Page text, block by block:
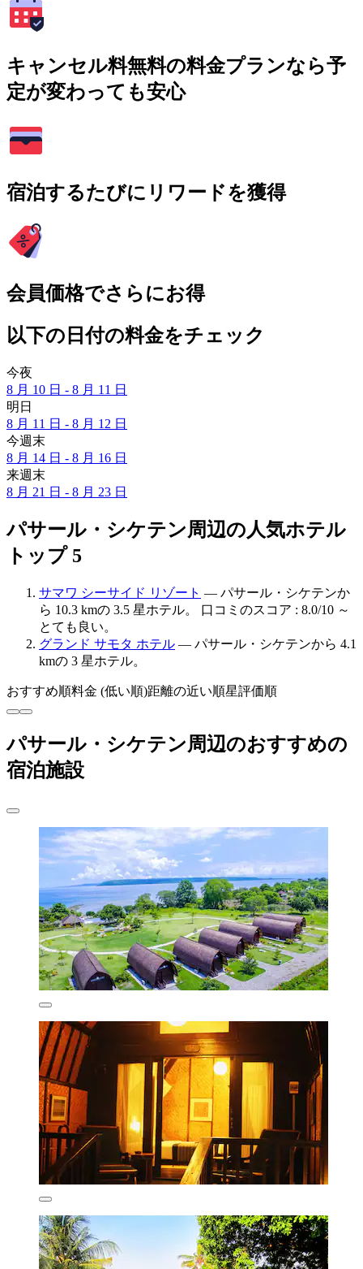
キャンセル料無料の料金プランなら予
定が変わっても安心
宿泊するたびにリワードを獲得
会員価格でさらにお得
以下の日付の料金をチェック
今夜
8 月 10 日 - 8 月 11 日
明日
8 月 11 日 - 8 月 12 日
今週末
8 月 14 日 - 8 月 16 日
来週末
8 月 21 日 - 8 月 23 日
パサール・シケテン周辺の人気ホテル
トップ 5
サマワ シーサイド リゾート — パサール・シケテンか
ら 10.3 kmの 3.5 星ホテル。 口コミのスコア : 8.0/10 ～
とても良い。
グランド サモタ ホテル — パサール・シケテンから 4.1
kmの 3 星ホテル。
おすすめ順料金 (低い順)距離の近い順星評価順
パサール・シケテン周辺のおすすめの
宿泊施設